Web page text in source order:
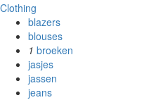
Clothing
blazers
blouses
1 broeken
jasjes
jassen
jeans